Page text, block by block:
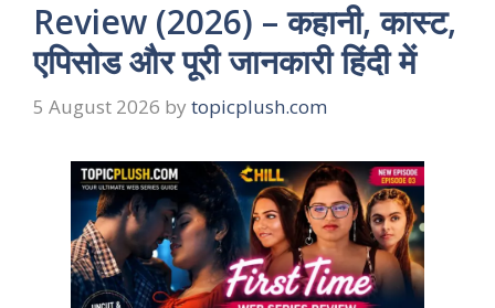
Review (2026) – कहानी, कास्ट,
एपिसोड और पूरी जानकारी हिंदी में
5 August 2026 by topicplush.com